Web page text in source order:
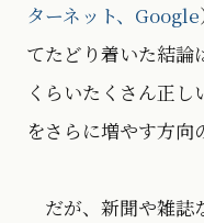
ターネット、Google
てたどり着いた結論
くらいたくさん正
をさらに増やす方向
だが、新聞や雑誌